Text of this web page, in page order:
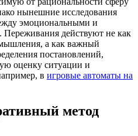
нынешние исследования
эмоциональными и
действуют не как
а как важный
постановлений,
оценку ситуации и
в игровые автоматы на
метод